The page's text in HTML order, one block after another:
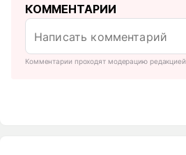
КОММЕНТАРИИ
Комментарии проходят модерацию редакцией